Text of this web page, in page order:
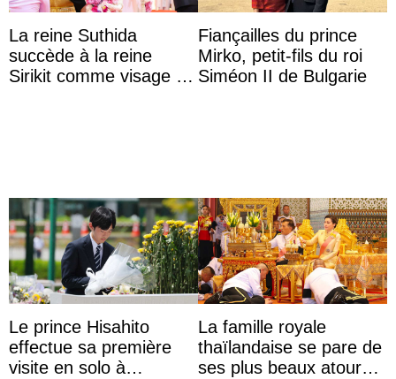
La reine Suthida
succède à la reine
Sirikit comme visage de
Fiançailles du prince
Mirko, petit-fils du roi
Siméon II de Bulgarie
Le prince Hisahito
effectue sa première
visite en solo à
La famille royale
thaïlandaise se pare de
ses plus beaux atours